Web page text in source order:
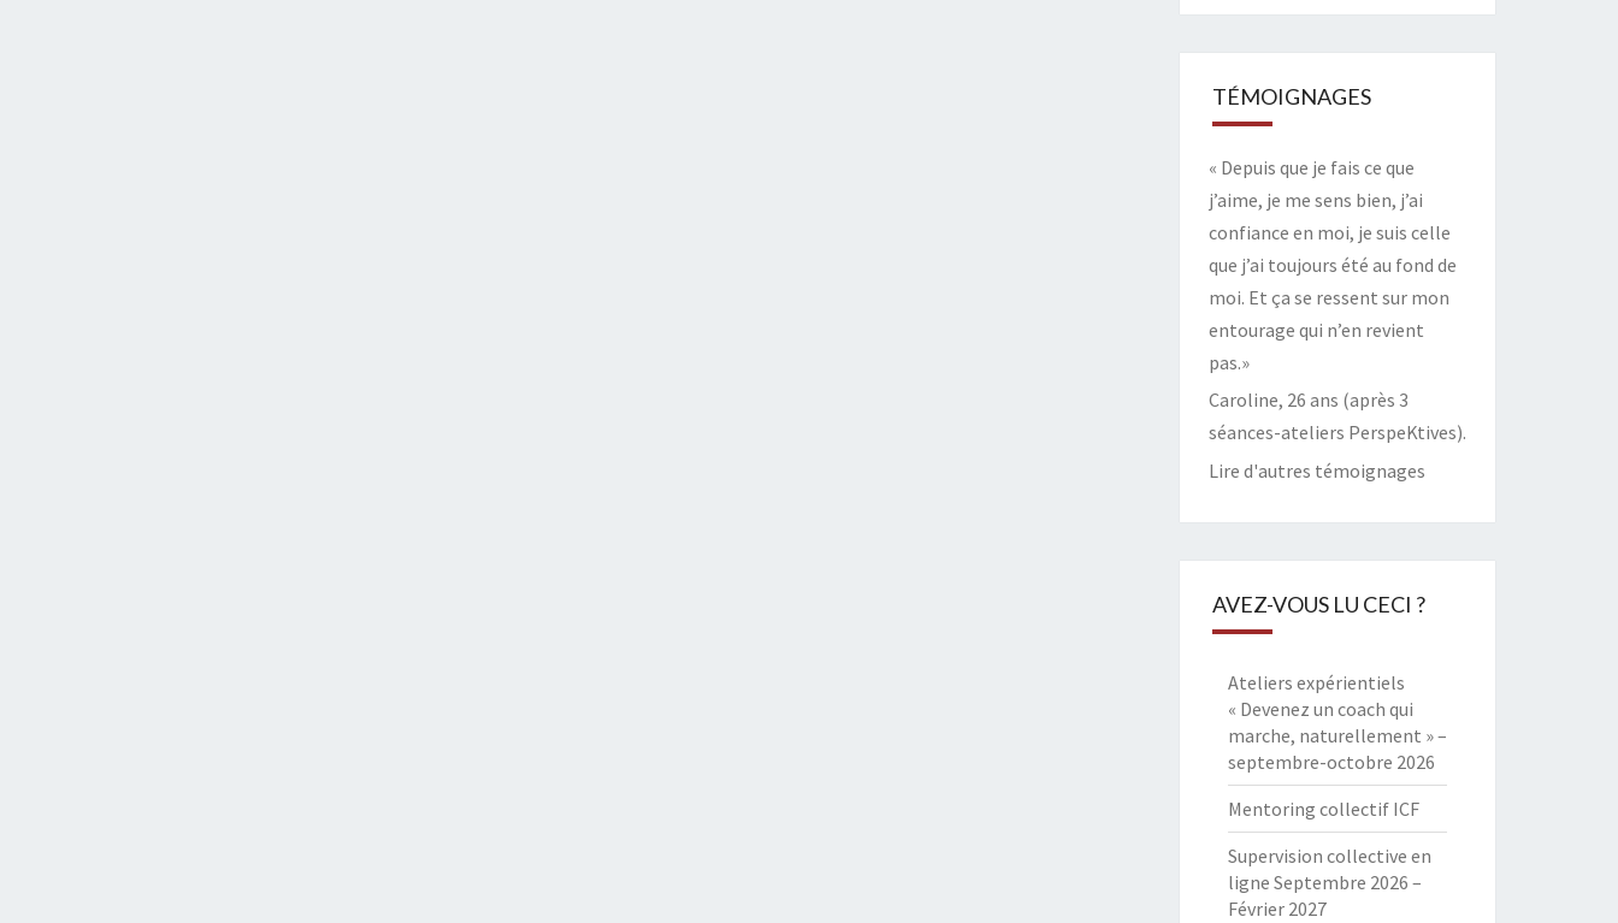
TÉMOIGNAGES
« Depuis que je fais ce que
j’aime, je me sens bien, j’ai
confiance en moi, je suis celle
que j’ai toujours été au fond de
moi. Et ça se ressent sur mon
entourage qui n’en revient
pas.»
Caroline, 26 ans (après 3
séances-ateliers PerspeKtives).
Lire d'autres témoignages
AVEZ-VOUS LU CECI ?
Ateliers expérientiels
« Devenez un coach qui
marche, naturellement » –
septembre-octobre 2026
Mentoring collectif ICF
Supervision collective en
ligne Septembre 2026 –
Février 2027